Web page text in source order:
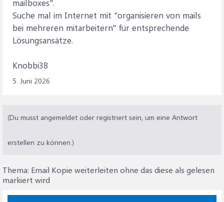
mailboxes".
Suche mal im Internet mit "organisieren von mails
bei mehreren mitarbeitern" für entsprechende
Lösungsansätze.
Knobbi38
5. Juni 2026
(Du musst angemeldet oder registriert sein, um eine Antwort
erstellen zu können.)
Thema: Email Kopie weiterleiten ohne das diese als gelesen
markiert wird